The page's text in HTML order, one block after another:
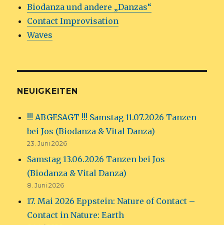
Biodanza und andere „Danzas“
Contact Improvisation
Waves
NEUIGKEITEN
!!! ABGESAGT !!! Samstag 11.07.2026 Tanzen
bei Jos (Biodanza & Vital Danza)
23. Juni 2026
Samstag 13.06.2026 Tanzen bei Jos
(Biodanza & Vital Danza)
8. Juni 2026
17. Mai 2026 Eppstein: Nature of Contact –
Contact in Nature: Earth